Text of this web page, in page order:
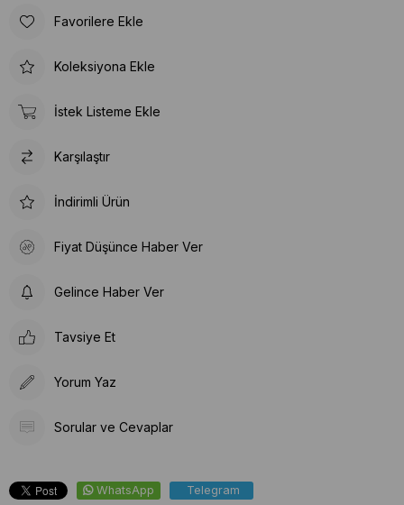
Favorilere Ekle
Koleksiyona Ekle
İstek Listeme Ekle
Karşılaştır
İndirimli Ürün
Fiyat Düşünce Haber Ver
Gelince Haber Ver
Tavsiye Et
Yorum Yaz
Sorular ve Cevaplar
WhatsApp Telegram